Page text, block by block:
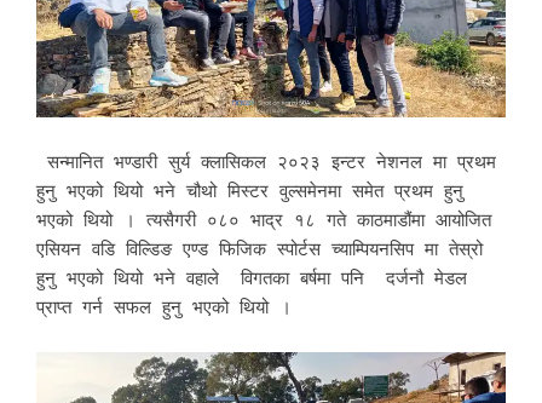
सन्मानित भण्डारी सुर्य क्लासिकल २०२३ इन्टर नेशनल मा प्रथम
हुनु भएको थियो भने चौथो मिस्टर वुल्समेनमा समेत प्रथम हुनु
भएको थियो । त्यसैगरी ०८० भाद्र १८ गते काठमाडौंमा आयोजित
एसियन वडि विल्डिङ एण्ड फिजिक स्पोर्टस च्याम्पियनसिप मा तेस्रो
हुनु भएको थियो भने वहाले विगतका बर्षमा पनि दर्जनौ मेडल
प्राप्त गर्न सफल हुनु भएको थियो ।